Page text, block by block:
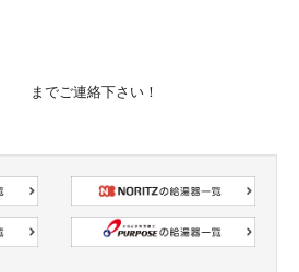
までご連絡下さい！